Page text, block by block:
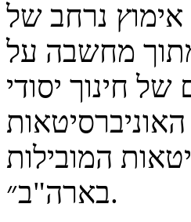
נרחב של
מחשבה על
של חינוך יסודי
בארה״ב, משתמשים בזום, כמו גם 46 מתוך 50 האוניברסיטאות
98% מ-50 האוניברסיטאות המובילות
בארה"ב״.